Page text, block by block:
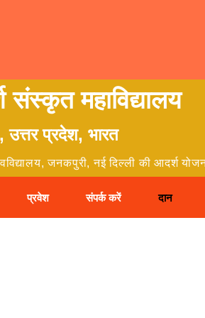
संस्कृत महाविद्यालय
उत्तर प्रदेश, भारत
जनकपुरी, नई दिल्ली की आदर्श
प्रवेश संपर्क करें दान